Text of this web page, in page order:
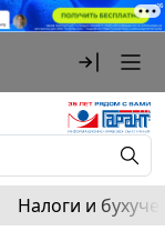
Налоги и